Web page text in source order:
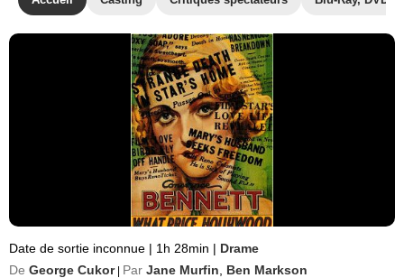
Date de sortie inconnue | 1h 28min | Drame
De George Cukor Par Jane Murfin
Ben Markson